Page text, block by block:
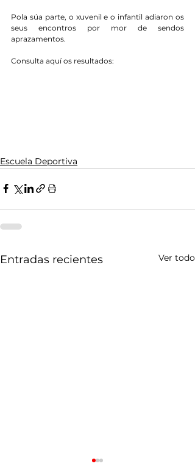
Pola súa parte, o xuvenil e o infantil adiaron os
seus encontros por mor de sendos
aprazamentos.
Consulta aquí os resultados:
Escuela Deportiva
Entradas recientes Ver todo